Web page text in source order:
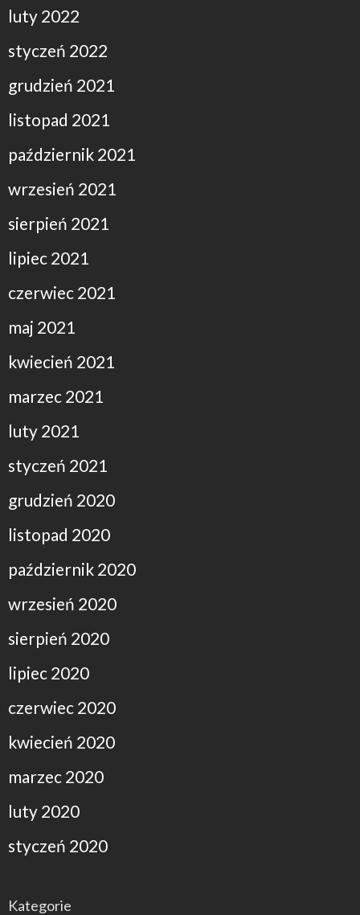
luty 2022
styczeń 2022
grudzień 2021
listopad 2021
październik 2021
wrzesień 2021
sierpień 2021
lipiec 2021
czerwiec 2021
maj 2021
kwiecień 2021
marzec 2021
luty 2021
styczeń 2021
grudzień 2020
listopad 2020
październik 2020
wrzesień 2020
sierpień 2020
lipiec 2020
czerwiec 2020
kwiecień 2020
marzec 2020
luty 2020
styczeń 2020
Kategorie